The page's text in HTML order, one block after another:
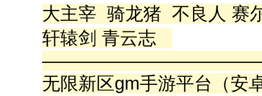
大主宰 骑龙猪 不良人
轩辕剑 青云志
无限新区gm手游平台（安